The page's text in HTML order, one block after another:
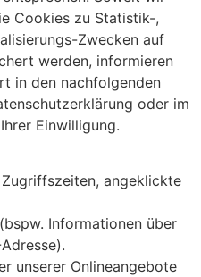
Cookies zu Statistik-,
Zwecken auf
werden, informieren
in den nachfolgenden
oder im
Einwilligung.
angeklickte
Informationen über
unserer Onlineangebote